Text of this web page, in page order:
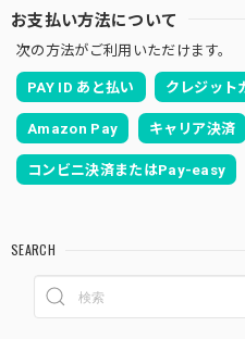
お支払い方法について
次の方法がご利用いただけます。
PAY ID あと払い クレジット
Amazon Pay キャリア決済
コンビニ決済またはPay-easy
SEARCH